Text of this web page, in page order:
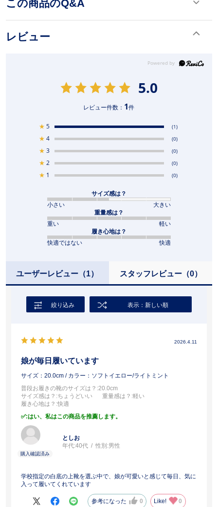
この商品のQ&A
レビュー
5.0
レビュー件数： 1件
★ 5 (1)
★ 4 (0)
★ 3 (0)
★ 2 (0)
★ 1 (0)
サイズ感は？
小さい
大きい
重量感は？
重い
軽い
履き心地は？
快適ではない
快適
ユーザーレビュー （1） スタッフレビュー（0）
絞り込み 表示：新しい順
2026.4.11
娘が毎日履いています
サイズ：20.0cm / カラー：ソフトイエロー/ライトミント
普段お履きの靴のサイズは？ :20.0cm
サイズ感は？ :ちょうどいい 重量感は？ :軽い
履き心地は？ :快適
:はい、私はこの商品を推薦します。
としお
年代:40代 性別:男性
学校指定の白底の上靴を選ぶ中で、娘が可愛いと感じて毎日、気に
入って履いてくれています
参考になった 0 Like! 0